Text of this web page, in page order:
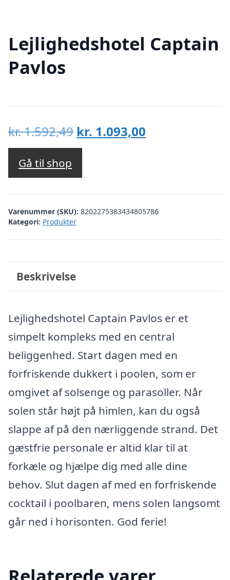
Lejlighedshotel Captain
Pavlos
kr.1.592,49 Den
oprindelige
var:
kr. 1.592,49.
kr. 1.093,00
kr. 1.093,00.
Gå til shop
Varenummer (SKU): 8202275383434805786
Kategori: Produkter
Beskrivelse
Lejlighedshotel Captain Pavlos er et
simpelt kompleks med en central
beliggenhed. Start dagen med en
forfriskende dukkert i poolen, som er
omgivet af solsenge og parasoller. Når
solen står højt på himlen, kan du også
slappe af på den nærliggende strand. Det
gæstfrie personale er altid klar til at
forkæle og hjælpe dig med alle dine
behov. Slut dagen af med en forfriskende
cocktail i poolbaren, mens solen langsomt
går ned i horisonten. God ferie!